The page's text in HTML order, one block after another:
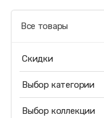
Все товары
Скидки
Выбор категории
Выбор коллекции